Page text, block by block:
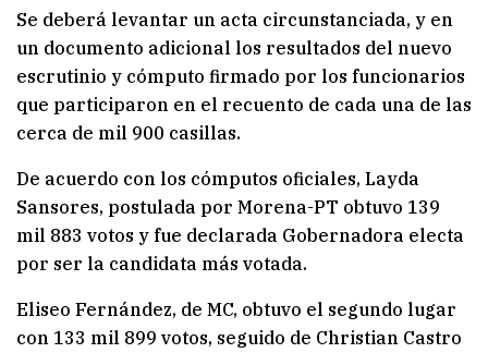
Se deberá levantar un acta circunstanciada, y en
un documento adicional los resultados del nuevo
escrutinio y cómputo firmado por los funcionarios
que participaron en el recuento de cada una de las
cerca de mil 900 casillas.
De acuerdo con los cómputos oficiales, Layda
Sansores, postulada por Morena-PT obtuvo 139
mil 883 votos y fue declarada Gobernadora electa
por ser la candidata más votada.
Eliseo Fernández, de MC, obtuvo el segundo lugar
con 133 mil 899 votos, seguido de Christian Castro